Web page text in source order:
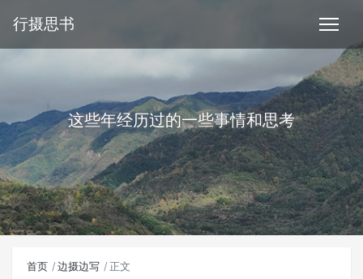
行摄思书
这些年经历过的一些事情和思考
首页 边摄边写 正文